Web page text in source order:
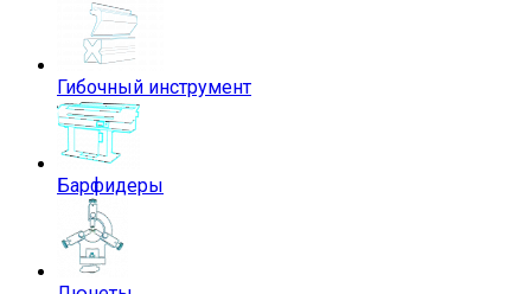
Гибочный инструмент
Барфидеры